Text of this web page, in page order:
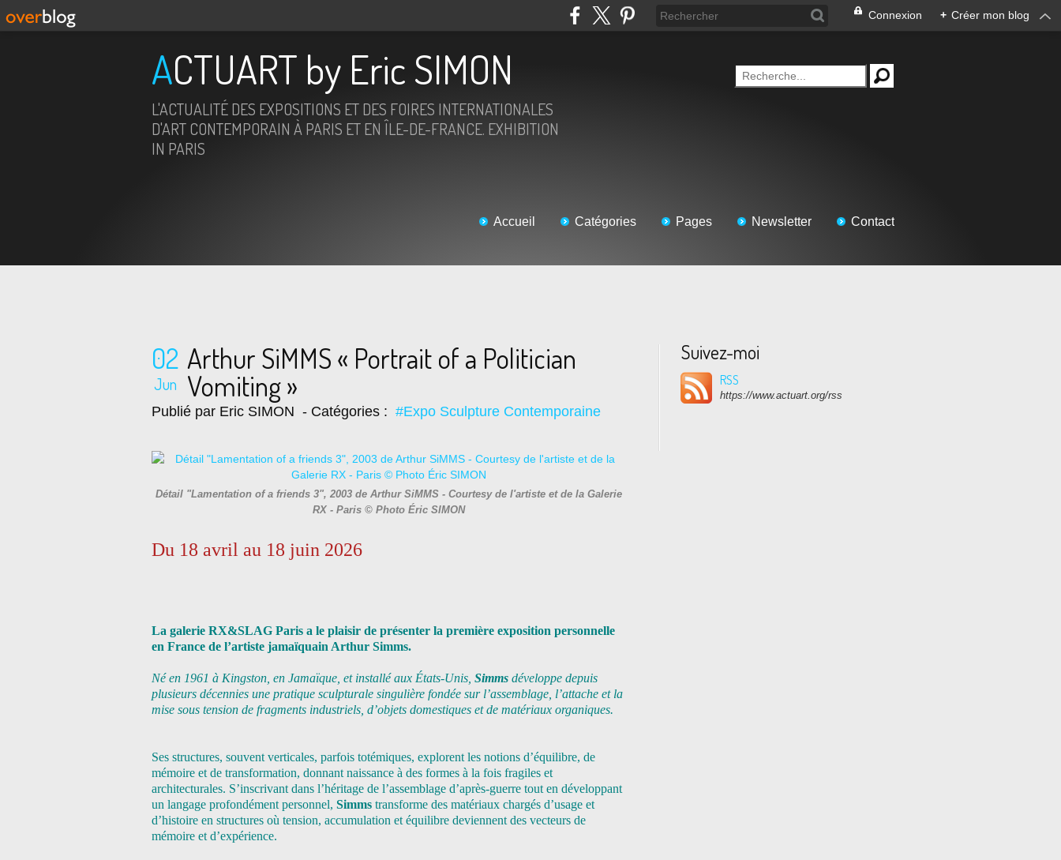
Connexion + Créer mon blog
ACTUART by Eric SIMON
L'ACTUALITÉ DES EXPOSITIONS ET DES FOIRES INTERNATIONALES
D'ART CONTEMPORAIN À PARIS ET EN ÎLE-DE-FRANCE. EXHIBITION
IN PARIS
Accueil Catégories Pages Newsletter Contact
02
Jun
Arthur SiMMS « Portrait of a Politician
Vomiting »
Publié par Eric SIMON - Catégories : #Expo Sculpture Contemporaine
Détail "Lamentation of a friends 3", 2003 de Arthur SiMMS - Courtesy de l'artiste et de la Galerie
RX - Paris © Photo Éric SIMON
Du 18 avril au 18 juin 2026
La galerie RX&SLAG Paris a le plaisir de présenter la première exposition personnelle
en France de l’artiste jamaïquain Arthur Simms.
Né en 1961 à Kingston, en Jamaïque, et installé aux États-Unis, Simms développe depuis
plusieurs décennies une pratique sculpturale singulière fondée sur l’assemblage, l’attache et la
mise sous tension de fragments industriels, d’objets domestiques et de matériaux organiques.
Ses structures, souvent verticales, parfois totémiques, explorent les notions d’équilibre, de
mémoire et de transformation, donnant naissance à des formes à la fois fragiles et
architecturales. S’inscrivant dans l’héritage de l’assemblage d’après-guerre tout en développant
un langage profondément personnel, Simms transforme des matériaux chargés d’usage et
d’histoire en structures où tension, accumulation et équilibre deviennent des vecteurs de
mémoire et d’expérience.
Suivez-moi
RSS
https://www.actuart.org/rss